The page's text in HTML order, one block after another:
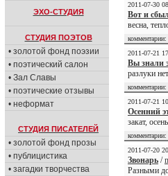
ЭХО-СТУДИЯ
СТУДИЯ ПОЭТОВ
• золотой фонд поэзии
• поэтический салон
• Зал Славы
• поэтические отзывы
• неформат
СТУДИЯ ПИСАТЕЛЕЙ
• золотой фонд прозы
• публицистика
• загадки творчества
2011-07-30
Вот и
весна,
2011-07-21
Вы знали
разлуки нет
2011-07-21
Осенний
закат, осень
2011-07-20
Звонарь /
Разными